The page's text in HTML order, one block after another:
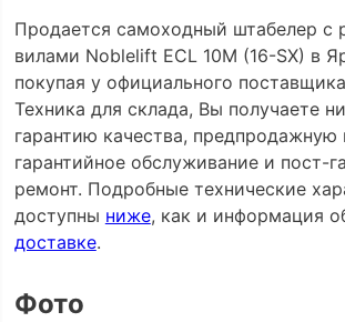
Продается самоходный штабелер с
вилами Noblelift ECL 10M (16-SX) в
покупая у официального
Техника для склада, Вы получаете
гарантию качества, предпродажную
гарантийное обслуживание и пост-
ремонт. Подробные технические
доступны ниже, как и информация
доставке.
Фото